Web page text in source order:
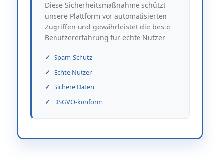
Diese Sicherheitsmaßnahme schützt
unsere Plattform vor automatisierten
Zugriffen und gewährleistet die beste
Benutzererfahrung für echte Nutzer.
Spam-Schutz
Echte Nutzer
Sichere Daten
DSGVO-konform